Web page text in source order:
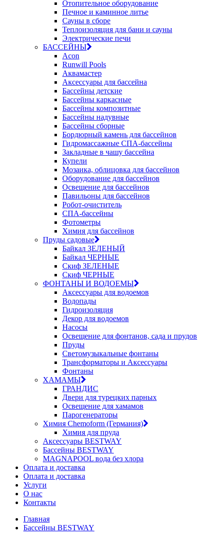
Отопительное оборудование
Печное и каминное литье
Сауны в сборе
Теплоизоляция для бани и сауны
Электрические печи
БАССЕЙНЫ
Acon
Runwill Pools
Аквамастер
Аксессуары для бассейна
Бассейны детские
Бассейны каркасные
Бассейны композитные
Бассейны надувные
Бассейны сборные
Бордюрный камень для бассейнов
Гидромассажные СПА-бассейны
Закладные в чашу бассейна
Купели
Мозаика, облицовка для бассейнов
Оборудование для бассейнов
Освещение для бассейнов
Павильоны для бассейнов
Робот-очиститель
СПА-бассейны
Фотометры
Химия для бассейнов
Пруды садовые
Байкал ЗЕЛЕНЫЙ
Байкал ЧЕРНЫЕ
Скиф ЗЕЛЕНЫЕ
Скиф ЧЕРНЫЕ
ФОНТАНЫ И ВОДОЕМЫ
Аксессуары для водоемов
Водопады
Гидроизоляция
Декор для водоемов
Насосы
Освещение для фонтанов, сада и прудов
Пруды
Светомузыкальные фонтаны
Трансформаторы и Аксессуары
Фонтаны
ХАМАМЫ
ГРАНДИС
Двери для турецких парных
Освещение для хамамов
Парогенераторы
Химия Chemoform (Германия)
Химия для пруда
Аксессуары BESTWAY
Бассейны BESTWAY
MAGNAPOOL вода без хлора
Оплата и доставка
Оплата и доставка
Услуги
О нас
Контакты
Главная
Бассейны BESTWAY